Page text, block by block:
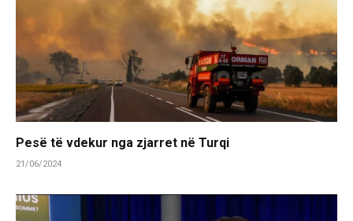
Pesë të vdekur nga zjarret në Turqi
21/06/2024